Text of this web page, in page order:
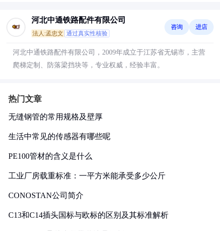
河北中通铁路配件有限公司
法人:孟忠文 通过真实性核验
咨询 进店
河北中通铁路配件有限公司，2009年成立于江苏省无锡市，主营
爬梯定制、防落梁挡块等，专业权威，经验丰富。
热门文章
无缝钢管的常用规格及壁厚
生活中常见的传感器有哪些呢
PE100管材的含义是什么
工业厂房载重标准：一平方米能承受多少公斤
CONOSTAN公司简介
C13和C14插头国标与欧标的区别及其标准解析